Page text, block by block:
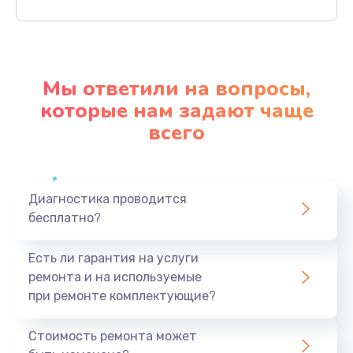
Заказать
Замена видеочипа
Ремонт разъема питания
Заказать
1890 руб.
Мы ответили на вопросы,
которые нам задают чаще
всего
Диагностика проводится
бесплатно?
Есть ли гарантия на услуги
ремонта и на используемые
при ремонте комплектующие?
Стоимость ремонта может